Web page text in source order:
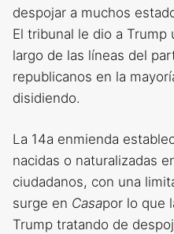
despojar a muchos
El tribunal le dio a Trump
largo de las líneas del
republicanos en la
disidiendo.
La 14a enmienda
nacidas o naturalizadas
ciudadanos, con una
surge en Casapor lo que
Trump tratando de